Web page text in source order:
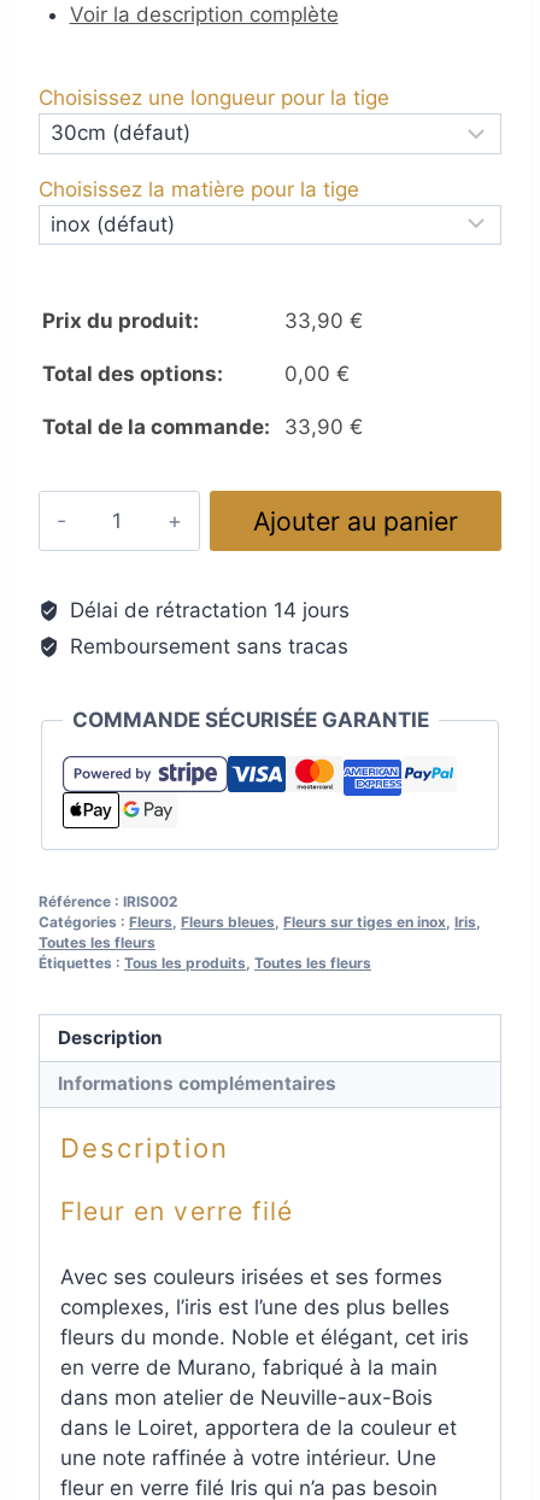
Voir la description complète
Choisissez une longueur pour la tige
Choisissez la matière pour la tige
Prix du produit: 33,90 €
Total des options: 0,00 €
Total de la commande: 33,90 €
en
verre
filé.
bleu,
blanc
Ajouter au panier
Délai de rétractation 14 jours
Remboursement sans tracas
COMMANDE SÉCURISÉE GARANTIE
Référence : IRIS002
Catégories : Fleurs, Fleurs bleues, Fleurs sur tiges en inox, Iris,
Toutes les fleurs
Étiquettes : Tous les produits, Toutes les fleurs
Description
Informations complémentaires
Description
Fleur en verre filé
Avec ses couleurs irisées et ses formes
complexes, l’iris est l’une des plus belles
fleurs du monde. Noble et élégant, cet iris
en verre de Murano, fabriqué à la main
dans mon atelier de Neuville-aux-Bois
dans le Loiret, apportera de la couleur et
une note raffinée à votre intérieur. Une
fleur en verre filé Iris qui n’a pas besoin